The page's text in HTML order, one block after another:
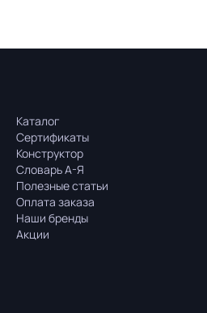
Каталог
Сертификаты
Конструктор
Словарь А-Я
Полезные статьи
Оплата заказа
Наши бренды
Акции